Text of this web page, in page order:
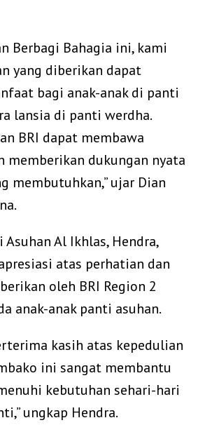
Berbagi Bahagia ini, kami
yang diberikan dapat
bagi anak-anak di panti
lansia di panti werdha.
BRI dapat membawa
memberikan dukungan nyata
membutuhkan,” ujar Dian
Al Ikhlas, Hendra,
atas perhatian dan
oleh BRI Region 2
anak-anak panti asuhan.
kasih atas kepedulian
ini sangat membantu
kebutuhan sehari-hari
ungkap Hendra.